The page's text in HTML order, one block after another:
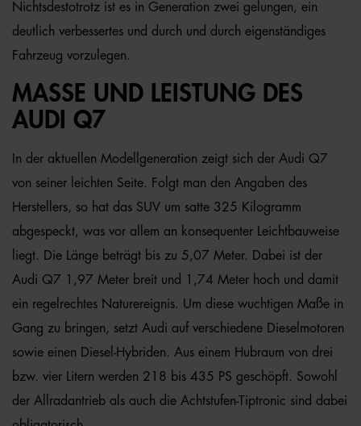
Nichtsdestotrotz ist es in Generation zwei gelungen, ein
deutlich verbessertes und durch und durch eigenständiges
Fahrzeug vorzulegen.
MASSE UND LEISTUNG DES A
UDI Q7
In der aktuellen Modellgeneration zeigt sich der Audi Q7
von seiner leichten Seite. Folgt man den Angaben des
Herstellers, so hat das SUV um satte 325 Kilogramm
abgespeckt, was vor allem an konsequenter Leichtbauweise
liegt. Die Länge beträgt bis zu 5,07 Meter. Dabei ist der
Audi Q7 1,97 Meter breit und 1,74 Meter hoch und damit
ein regelrechtes Naturereignis. Um diese wuchtigen Maße in
Gang zu bringen, setzt Audi auf verschiedene Dieselmotoren
sowie einen Diesel-Hybriden. Aus einem Hubraum von drei
bzw. vier Litern werden 218 bis 435 PS geschöpft. Sowohl
der Allradantrieb als auch die Achtstufen-Tiptronic sind dabei